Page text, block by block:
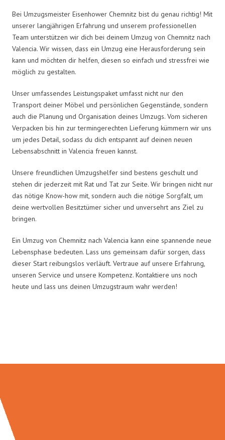
Bei Umzugsmeister Eisenhower Chemnitz bist du genau richtig! Mit
unserer langjährigen Erfahrung und unserem professionellen
Team unterstützen wir dich bei deinem Umzug von Chemnitz nach
Valencia. Wir wissen, dass ein Umzug eine Herausforderung sein
kann und möchten dir helfen, diesen so einfach und stressfrei wie
möglich zu gestalten.
Unser umfassendes Leistungspaket umfasst nicht nur den
Transport deiner Möbel und persönlichen Gegenstände, sondern
auch die Planung und Organisation deines Umzugs. Vom sicheren
Verpacken bis hin zur termingerechten Lieferung kümmern wir uns
um jedes Detail, sodass du dich entspannt auf deinen neuen
Lebensabschnitt in Valencia freuen kannst.
Unsere freundlichen Umzugshelfer sind bestens geschult und
stehen dir jederzeit mit Rat und Tat zur Seite. Wir bringen nicht nur
das nötige Know-how mit, sondern auch die nötige Sorgfalt, um
deine wertvollen Besitztümer sicher und unversehrt ans Ziel zu
bringen.
Ein Umzug von Chemnitz nach Valencia kann eine spannende neue
Lebensphase bedeuten. Lass uns gemeinsam dafür sorgen, dass
dieser Start reibungslos verläuft. Vertraue auf unsere Erfahrung,
unseren Service und unsere Kompetenz. Kontaktiere uns noch
heute und lass uns deinen Umzugstraum wahr werden!